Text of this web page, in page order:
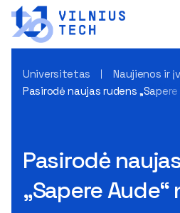
Universitetas
Naujienos ir
Pasirodė naujas rudens „Sapere
Pasirodė
„Sapere Aude“